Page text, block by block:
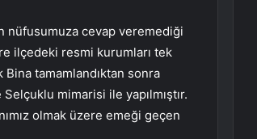
nüfusumuza cevap veremediği
ilçedeki resmi kurumları tek
Bina tamamlandıktan sonra
mimarisi ile yapılmıştır.
olmak üzere emeği geçen